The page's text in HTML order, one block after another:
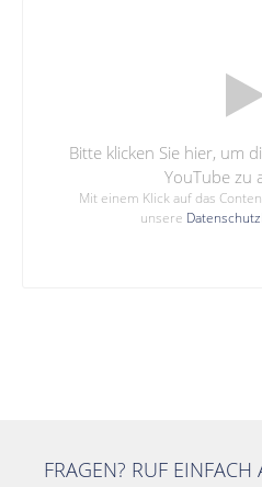
Bitte klicken Sie hier, um
YouTube zu
Mit einem Klick auf das
unsere
FRAGEN? RUF EINFACH